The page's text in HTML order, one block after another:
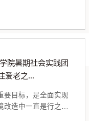
院暑期社会实践团
爱老之...
要目标，是全面实现
改造中一直是行之有